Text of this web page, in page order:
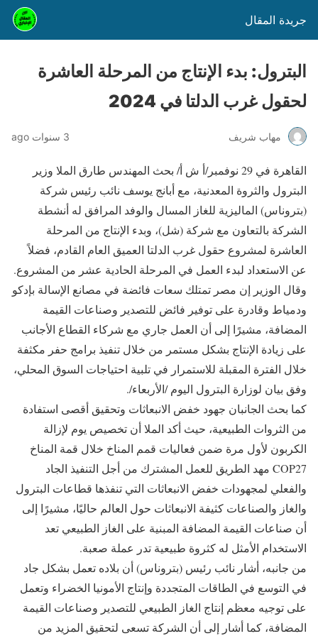
جريدة المقال
البترول: بدء الإنتاج من المرحلة العاشرة
لحقول غرب الدلتا في 2024
مهاب شريف 3 سنوات ago
القاهرة في 29 نوفمبر/أ ش أ/ بحث المهندس طارق الملا وزير
البترول والثروة المعدنية، مع أبانج يوسف نائب رئيس شركة
(بتروناس) الماليزية للغاز المسال والوفد المرافق له أنشطة
الشركة بالتعاون مع شركة (شل)، وبدء الإنتاج من المرحلة
العاشرة لمشروع حقول غرب الدلتا العميق العام القادم، فضلاً
عن الاستعداد لبدء العمل في المرحلة الحادية عشر من المشروع.
وقال الوزير إن مصر تمتلك سعات فائضة في مصانع الإسالة بإدكو
ودمياط وقادرة على توفير فائض للتصدير وصناعات القيمة
المضافة، مشيرًا إلى أن العمل جاري مع شركاء القطاع الأجانب
على زيادة الإنتاج بشكل مستمر من خلال تنفيذ برامج حفر مكثفة
خلال الفترة المقبلة للاستمرار في تلبية احتياجات السوق المحلي،
وفق بيان لوزارة البترول اليوم /الأربعاء/.
كما بحث الجانبان جهود خفض الانبعاثات وتحقيق أقصى استفادة
من الثروات الطبيعية، حيث أكد الملا أن تخصيص يوم لإزالة
الكربون لأول مرة ضمن فعاليات قمم المناخ خلال قمة المناخ
COP27 مهد الطريق للعمل المشترك من أجل التنفيذ الجاد
والفعلي لمجهودات خفض الانبعاثات التي تنفذها قطاعات البترول
والغاز والصناعات كثيفة الانبعاثات حول العالم حاليًا، مشيرًا إلى
أن صناعات القيمة المضافة المبنية على الغاز الطبيعي تعد
الاستخدام الأمثل له كثروة طبيعية تدر عملة صعبة.
من جانبه، أشار نائب رئيس (بتروناس) أن بلاده تعمل بشكل جاد
في التوسع في الطاقات المتجددة وإنتاج الأمونيا الخضراء وتعمل
على توجيه معظم إنتاج الغاز الطبيعي للتصدير وصناعات القيمة
المضافة، كما أشار إلى أن الشركة تسعى لتحقيق المزيد من